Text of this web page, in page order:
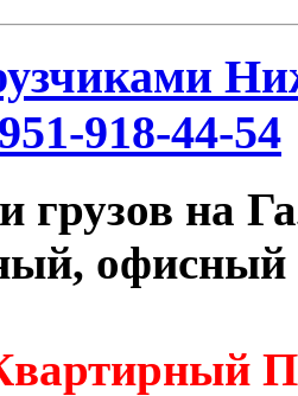
918-44-54
грузов на
офисный